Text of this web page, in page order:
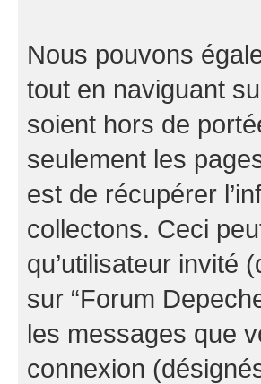
Nous pouvons
tout en naviguant
soient hors de
seulement les
est de récupérer
collectons. Ceci
qu’utilisateur invité
sur “Forum
les messages que
connexion